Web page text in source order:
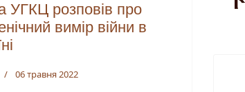
УГКЦ розповів про
вимір війни в
06 травня 2022